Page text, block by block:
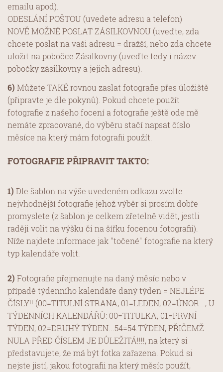
emailu apod).
ODESLÁNÍ POŠTOU (uvedete adresu a telefon)
NOVĚ MOŽNÉ POSLAT ZÁSILKOVNOU (uveďte, zda
chcete poslat na vaši adresu = dražší, nebo zda chcete
uložit na pobočce Zásilkovny (uveďte tedy i název
pobočky zásilkovny a jejich adresu).
6) Můžete TAKÉ rovnou zaslat fotografie přes úložiště
(připravte je dle pokynů). Pokud chcete použít
fotografie z našeho focení a fotografie ještě ode mě
nemáte zpracované, do výběru stačí napsat číslo
měsíce na který mám fotografii použít.
FOTOGRAFIE PŘIPRAVIT TAKTO:
1) Dle šablon na výše uvedeném odkazu zvolte
nejvhodnější fotografie jehož výběr si prosím dobře
promyslete (z šablon je celkem zřetelně vidět, jestli
raději volit na výšku či na šířku focenou fotografii).
Níže najdete informace jak "točené" fotografie na který
typ kalendáře volit.
2) Fotografie přejmenujte na daný měsíc nebo v
případě týdenního kalendáře daný týden = NEJLÉPE
ČÍSLY!! (00=TITULNÍ STRANA, 01=LEDEN, 02=ÚNOR..., U
TÝDENNÍCH KALENDÁŘŮ: 00=TITULKA, 01=PRVNÍ
TÝDEN, 02=DRUHÝ TÝDEN...54=54.TÝDEN, PŘIČEMŽ
NULA PŘED ČÍSLEM JE DŮLEŽITÁ!!!!, na který si
představujete, že má být fotka zařazena. Pokud si
nejste jistí, jakou fotografii na který měsíc použít,